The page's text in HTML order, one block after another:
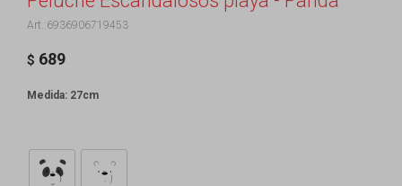
6936906719453
$ 689
Medida: 27cm